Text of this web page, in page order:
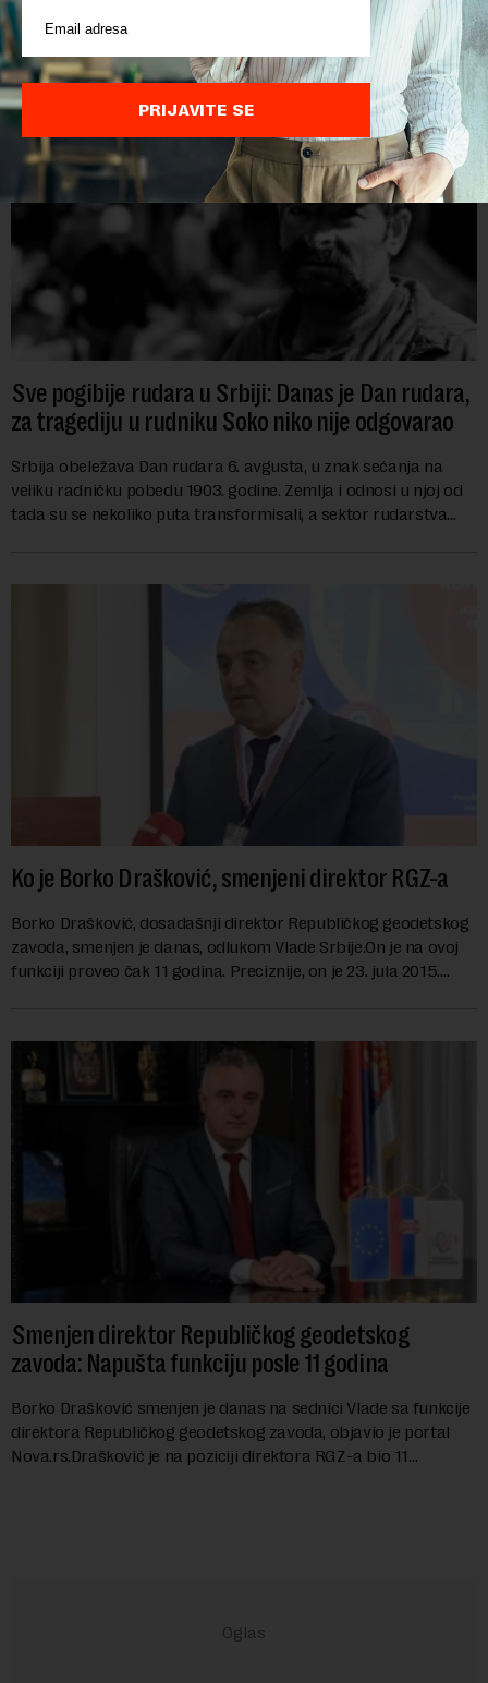
koje su do sada potvrdile učešće na specijalizovanoj
međunarodnoj izložbi "Ekspu 2027" Beograd, gde će predstaviti
i kao državu sa najvećom jezičkom ra...
Sve pogibije rudara u Srbiji: Danas je Dan rudara,
za tragediju u rudniku Soko niko nije odgovarao
Srbija obeležava Dan rudara 6. avgusta, u znak sećanja na
veliku radničku pobedu 1903. godine. Zemlja i odnosi u njoj od
tada su se nekoliko puta transformisali, a sektor rudarstva
Ko je Borko Drašković, smenjeni direktor RGZ-a
Borko Drašković, dosadašnji direktor Republičkog geodetskog
zavoda, smenjen je danas, odlukom Vlade Srbije.On je na ovoj
funkciji proveo čak 11 godina. Preciznije, on je 23. jula 2015.
Smenjen direktor Republičkog geodetskog
zavoda: Napušta funkciju posle 11 godina
Borko Drašković smenjen je danas na sednici Vlade sa funkcije
direktora Republičkog geodetskog zavoda, objavio je portal
Nova.rs.Drašković je na poziciji direktora RGZ-a bio 11
PRIJAVITE SE